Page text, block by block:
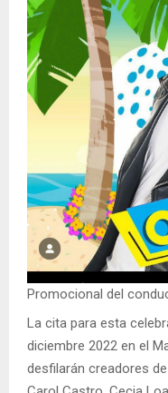
Promocional del
La cita para esta
diciembre 2022 en el
desfilarán creadores